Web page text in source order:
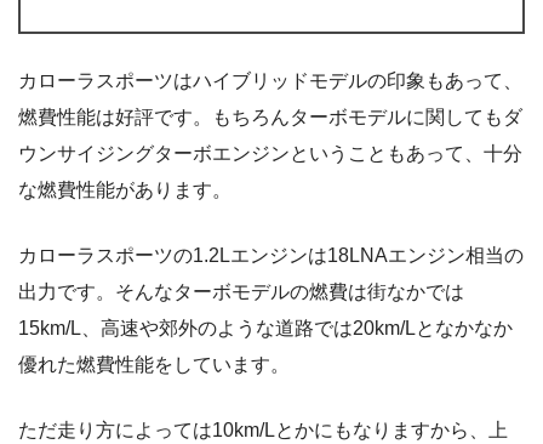
カローラスポーツはハイブリッドモデルの印象もあって、
燃費性能は好評です。もちろんターボモデルに関してもダ
ウンサイジングターボエンジンということもあって、十分
な燃費性能があります。
カローラスポーツの1.2Lエンジンは18LNAエンジン相当の
出力です。そんなターボモデルの燃費は街なかでは
15km/L、高速や郊外のような道路では20km/Lとなかなか
優れた燃費性能をしています。
ただ走り方によっては10km/Lとかにもなりますから、上